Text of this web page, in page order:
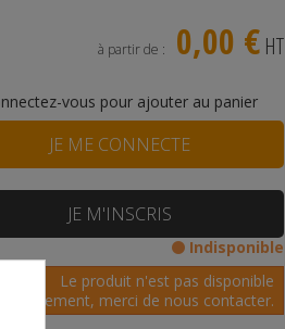
à partir de : 0,00 € HT
vous pour ajouter au panier
JE ME CONNECTE
JE M'INSCRIS
Indisponible
Le produit n'est pas disponible
actuellement, merci de nous contacter.